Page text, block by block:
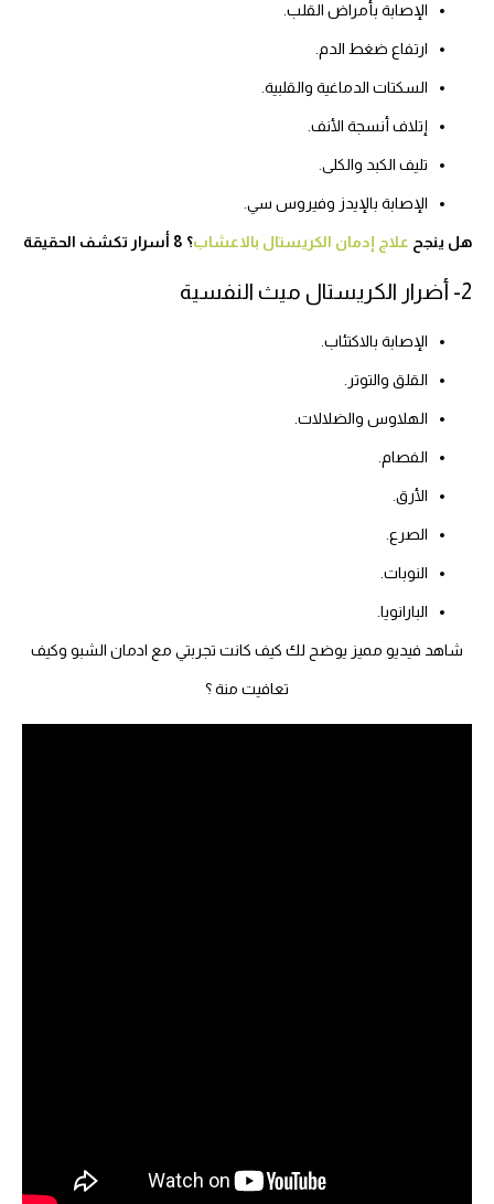
الإصابة بأمراض القلب.
ارتفاع ضغط الدم.
السكتات الدماغية والقلبية.
إتلاف أنسجة الأنف.
تليف الكبد والكلى.
الإصابة بالإيدز وفيروس سي.
هل ينجح علاج إدمان الكريستال بالاعشاب؟ 8 أسرار تكشف الحقيقة
2- أضرار الكريستال ميث النفسية
الإصابة بالاكتئاب.
القلق والتوتر.
الهلاوس والضلالات.
الفصام.
الأرق.
الصرع.
النوبات.
البارانويا.
شاهد فيديو مميز يوضح لك كيف كانت تجربتي مع ادمان الشبو وكيف
تعافيت منة ؟